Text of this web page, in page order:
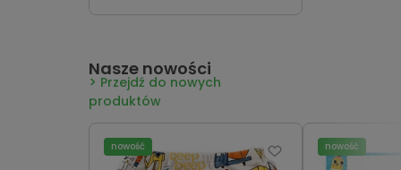
Nasze nowości
Przejdź do nowych
produktów
nowość nowość